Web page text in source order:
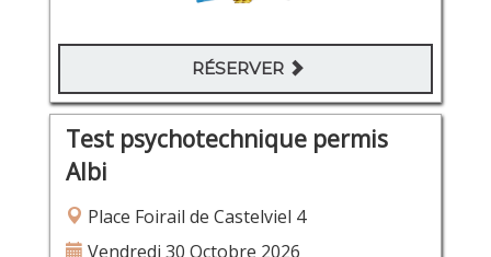
RÉSERVER
Test psychotechnique permis
Albi
Place Foirail de Castelviel 4
Vendredi 30 Octobre 2026